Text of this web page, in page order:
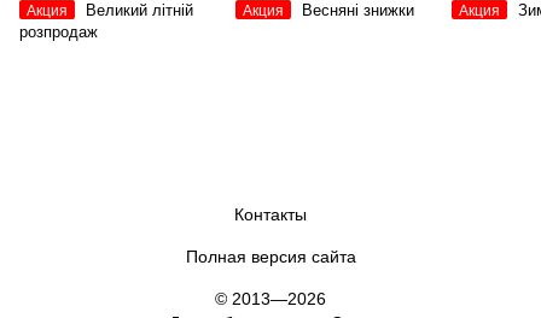
Акция
Великий літній
розпродаж
Акция Весняні знижки Акция
Контакты
Полная версия сайта
© 2013—2026